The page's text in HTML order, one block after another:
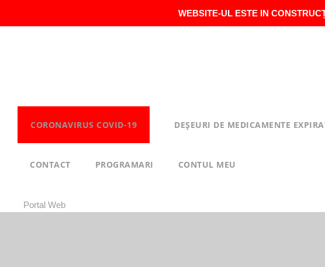
WEBSITE-UL ESTE IN
CORONAVIRUS COVID-19 DEȘEURI DE MEDICAMENTE
CONTACT PROGRAMARI CONTUL MEU
Portal Web